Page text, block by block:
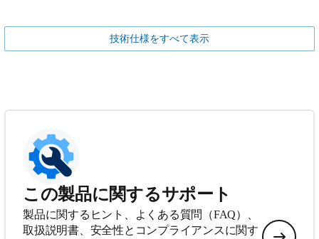
技術仕様をすべて表示
この製品に関するサポート
製品に関するヒント、よくある質問（FAQ）、
取扱説明書、安全性とコンプライアンスに関す